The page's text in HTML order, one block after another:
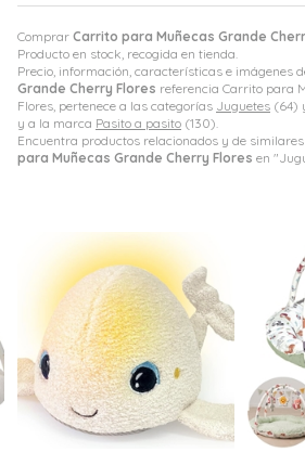
Comprar Carrito para Muñecas Grande
Producto en stock, recogida en tienda.
Precio, información, características e imágenes
Grande Cherry Flores referencia Carrito para
Flores, pertenece a las categorías Juguetes (64)
y a la marca Pasito a pasito (130).
Encuentra productos relacionados y de
para Muñecas Grande Cherry Flores en